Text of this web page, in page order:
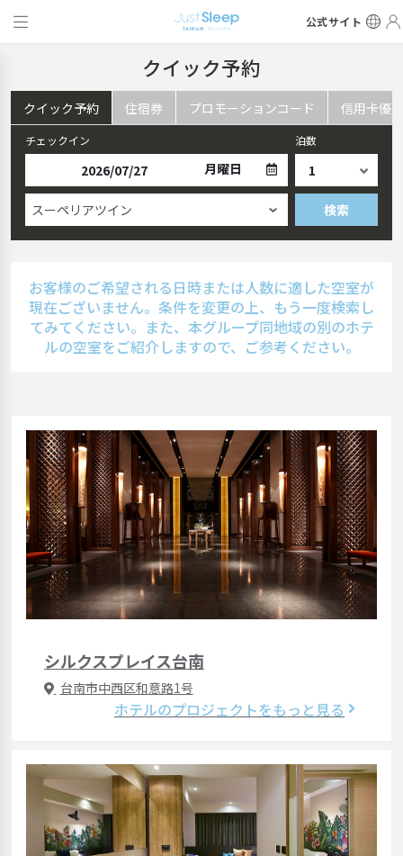
公式サイト
クイック予約
クイック予約 住宿券 プロモーションコード 信用卡優惠
チェックイン
月曜日
泊数
スーペリアツイン 検索
お客様のご希望される日時または人数に適した空室が
現在ございません。条件を変更の上、もう一度検索し
てみてください。また、本グループ同地域の別のホテ
ルの空室をご紹介しますので、ご参考ください。
シルクスプレイス台南
台南市中西区和意路1号
ホテルのプロジェクトをもっと見る